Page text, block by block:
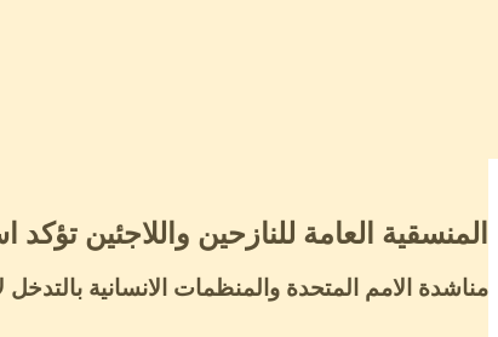
المنسقية العامة للنازحين واللاجئين
مناشدة الامم المتحدة والمنظمات الانسانية بالتدخل